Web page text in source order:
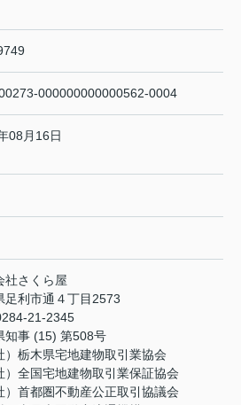
000000000000562-0004
08月16日
社さくら屋
足利市通４丁目2573
21-2345
知事 (15) 第508号
）栃木県宅地建物取引業協会
）全国宅地建物取引業保証協会
）首都圏不動産公正取引協議会